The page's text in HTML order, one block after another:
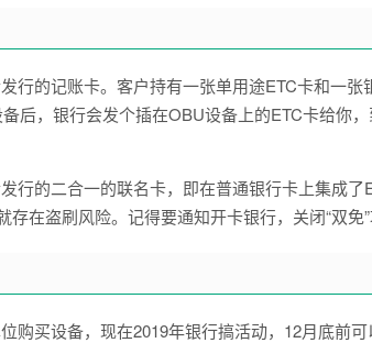
行的记账卡。客户持有一张单用途ETC卡和一
后，银行会发个插在OBU设备上的ETC卡给你
行的二合一的联名卡，即在普通银行卡上集成了
存在盗刷风险。记得要通知开卡银行，关闭“双免
购买设备，现在2019年银行搞活动，12月底前